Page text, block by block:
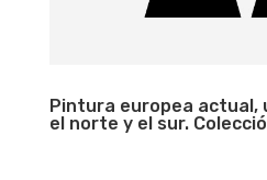
Pintura europea actual,
el norte y el sur.